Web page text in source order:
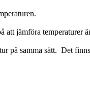
jämföra temperaturer
på samma sätt. Det